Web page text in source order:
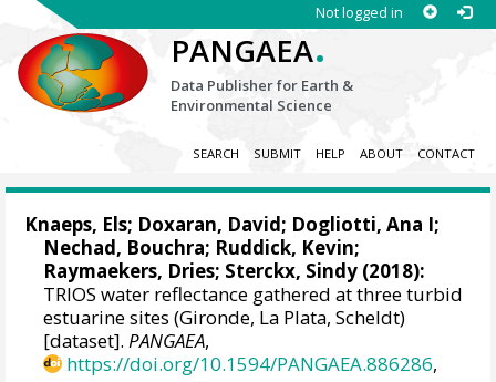
Not logged in
PANGAEA.
Data Publisher for Earth &
Environmental Science
SEARCH SUBMIT HELP ABOUT CONTACT
Knaeps, Els; Doxaran, David; Dogliotti, Ana I;
Nechad, Bouchra; Ruddick, Kevin;
Raymaekers, Dries; Sterckx, Sindy (2018):
TRIOS water reflectance gathered at three turbid
estuarine sites (Gironde, La Plata, Scheldt)
[dataset].PANGAEA,
https://doi.org/10.1594/PANGAEA.886286,